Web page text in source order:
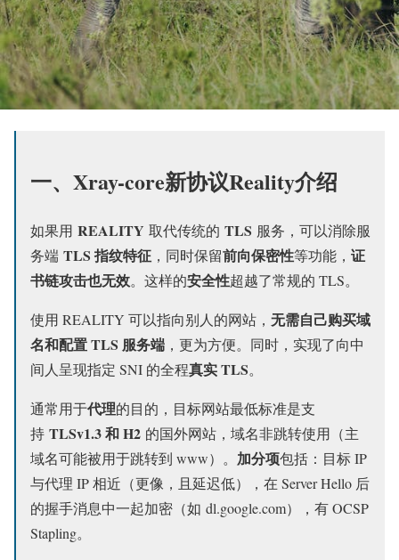
一、Xray-core新协议Reality介绍
如果用 REALITY 取代传统的 TLS 服务，可以消除服
务端 TLS 指纹特征 ，同时保留前向保密性等功能， 证
书链攻击也无效。这样的安全性超越了常规的 TLS。
使用 REALITY 可以指向别人的网站， 无需自己购买域
名和配置 TLS 服务端 ，更为方便。同时，实现了向中
间人呈现指定 SNI 的全程真实 TLS。
通常用于代理的目的，目标网站最低标准是支
持 TLSv1.3 和 H2 的国外网站，域名非跳转使用（主
域名可能被用于跳转到 www）。 加分项包括：目标 IP
与代理 IP 相近（更像，且延迟低），在 Server Hello 后
的握手消息中一起加密（如 dl.google.com），有 OCSP
Stapling。